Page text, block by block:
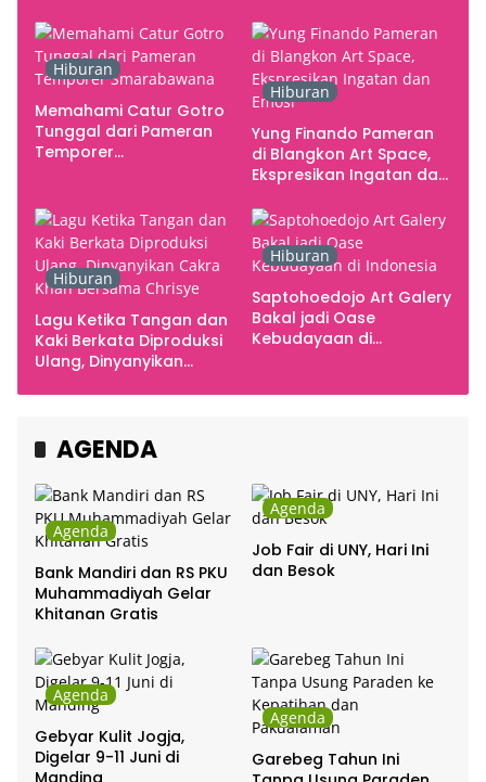
Hiburan
Memahami Catur Gotro
Tunggal dari Pameran
Temporer
Hiburan
Yung Finando Pameran
di Blangkon Art Space,
Ekspresikan Ingatan dan
Hiburan
Lagu Ketika Tangan dan
Kaki Berkata Diproduksi
Ulang, Dinyanyikan
Chrisye
Hiburan
Saptohoedojo Art Galery
Bakal jadi Oase
Kebudayaan di
AGENDA
Agenda
Bank Mandiri dan RS PKU
Muhammadiyah Gelar
Khitanan Gratis
Agenda
Job Fair di UNY, Hari Ini
dan Besok
Agenda
Gebyar Kulit Jogja,
Digelar 9-11 Juni di
Manding
Agenda
Garebeg Tahun Ini